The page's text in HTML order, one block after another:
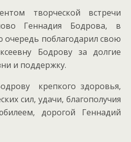
творческой встречи
Геннадия Бодрова, в
поблагодарил свою
Бодрову за долгие
и поддержку.
крепкого здоровья,
сил, удачи, благополучия
дорогой Геннадий